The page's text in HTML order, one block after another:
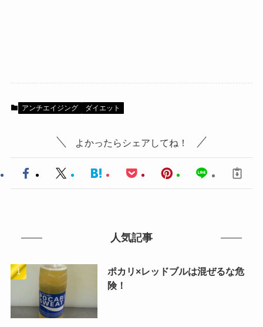
アンチエイジング ダイエット
よかったらシェアしてね！
人気記事
ポカリ×レッドブルは混ぜるな危
険！